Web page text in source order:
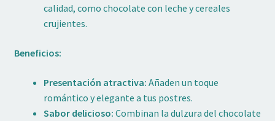
calidad, como chocolate con leche y cereales
crujientes.
Beneficios:
Presentación atractiva: Añaden un toque
romántico y elegante a tus postres.
Sabor delicioso: Combinan la dulzura del chocolate